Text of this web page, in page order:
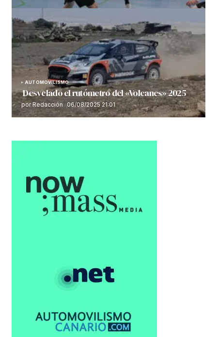
AUTOMOVILISMO
Desvelado el rutómetro del «Volcanes» 2025
por Redacción 06/08/2025 21:01